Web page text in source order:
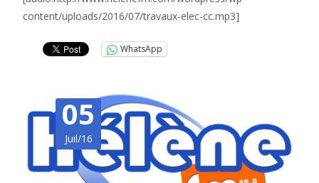
content/uploads/2016/07/travaux-elec-cc.mp3]
WhatsApp
05
Juil/16